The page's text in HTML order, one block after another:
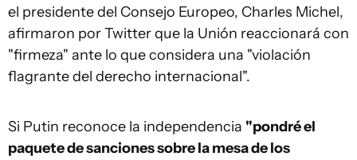
el presidente del Consejo Europeo, Charles Michel,
afirmaron por Twitter que la Unión reaccionará con
"firmeza" ante lo que considera una "violación
flagrante del derecho internacional".
Si Putin reconoce la independencia "pondré el
paquete de sanciones sobre la mesa de los